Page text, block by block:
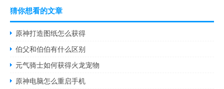
猜你想看的文章
原神打造图纸怎么获得
伯父和伯伯有什么区别
元气骑士如何获得火龙宠物
原神电脑怎么重启手机